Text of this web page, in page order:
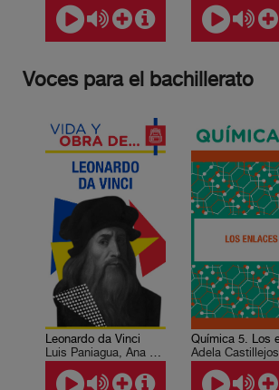
Voces para el bachillerato
Leonardo da Vinci
Luis Paniagua, Ana Lía Herrera Lasso
Adela Castillejos